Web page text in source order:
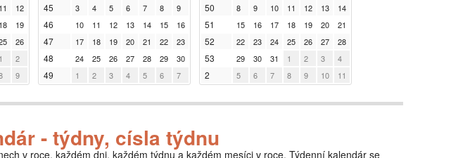
11 12
18 19
26
1 2
9
45 3 4 5 6 7 8 9
46 10 11 12 13 14 15 16
47 17 18 19 20 21 22 23
48 24 25 26 27 28 29 30
49 1 2 3 4 5 6 7
50 8 9 10 11 12 13 14
51 15 16 17 18 19 20 21
52 22 23 24 25 26 27 28
53 29 30 31 1 2 3 4
2 5 6 7 8 9 10 11
- týdny, císla týdnu
v roce, každém dni, každém týdnu a každém mesíci v roce. Týdenní kalendár se